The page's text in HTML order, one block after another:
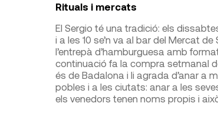
Rituals i mercats
El Sergio té una tradició: els
i a les 10 se’n va al bar del Mercat
l’entrepà d’hamburguesa amb
continuació fa la compra setmanal
és de Badalona i li agrada d’anar a
pobles i a les ciutats: anar a les
els venedors tenen noms propis i